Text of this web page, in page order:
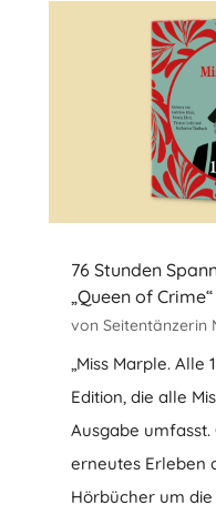
76 Stunden
„Queen of Crime“
von Seitentänzerin
„Miss Marple. Alle
Edition, die alle
Ausgabe
erneutes Erleben
Hörbücher um